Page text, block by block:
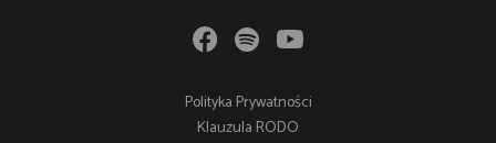
Polityka Prywatności
Klauzula RODO